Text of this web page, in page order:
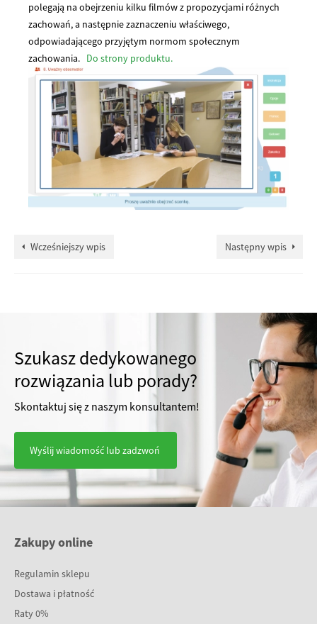
polegają na obejrzeniu kilku filmów z propozycjami różnych
zachowań, a następnie zaznaczeniu właściwego,
odpowiadającego przyjętym normom społecznym
zachowania. Do strony produktu.
Wcześniejszy wpis Następny wpis
Szukasz dedykowanego
rozwiązania lub porady?
Skontaktuj się z naszym konsultantem!
Wyślij wiadomość lub zadzwoń
Zakupy online
Regulamin sklepu
Dostawa i płatność
Raty 0%